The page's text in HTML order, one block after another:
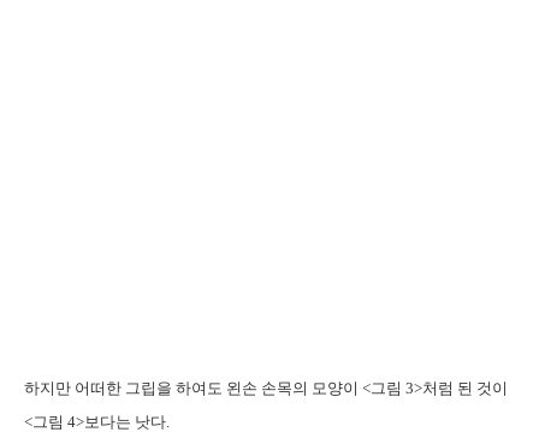
하지만 어떠한 그립을 하여도 왼손 손목의 모양이 <그림 3>처럼 된 것이
<그림 4>보다는 낫다.